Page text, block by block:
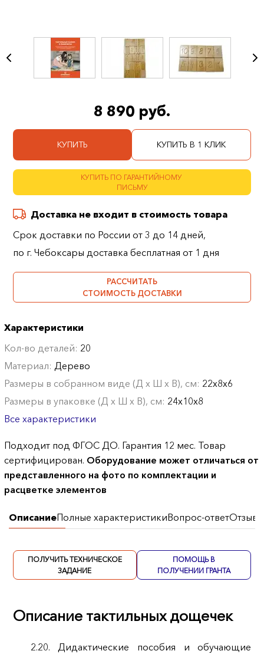
8 890 руб.
КУПИТЬ КУПИТЬ В 1 КЛИК
КУПИТЬ ПО ГАРАНТИЙНОМУ
ПИСЬМУ
Доставка не входит в стоимость товара
Срок доставки по России от 3 до 14 дней,
по г. Чебоксары доставка бесплатная от 1 дня
РАССЧИТАТЬ
СТОИМОСТЬ ДОСТАВКИ
Характеристики
Кол-во деталей: 20
Материал:Дерево
Размеры в собранном виде (Д х Ш х В), см: 22х8х6
Размеры в упаковке (Д х Ш х В), см: 24х10х8
Все характеристики
Подходит под ФГОС ДО. Гарантия 12 мес. Товар
сертифицирован. Оборудование может отличаться от
представленного на фото по комплектации и
расцветке элементов
ОписаниеПолные характеристикиВопрос-ответОтзывы
ПОЛУЧИТЬ ТЕХНИЧЕСКОЕ
ЗАДАНИЕ
ПОМОЩЬ В
ПОЛУЧЕНИИ ГРАНТА
Описание тактильных дощечек
2.20. Дидактические пособия и обучающие